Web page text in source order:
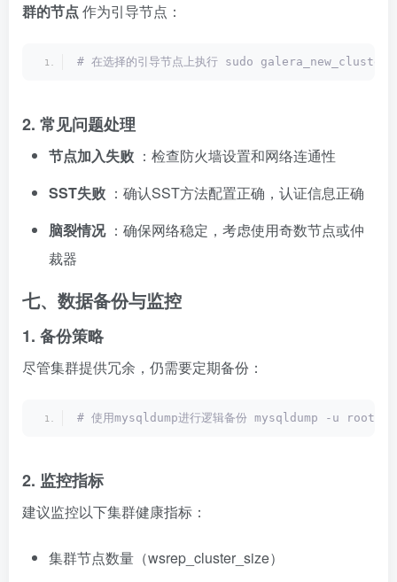
群的节点 作为引导节点：
# 在选择的引导节点上执行 sudo
2. 常见问题处理
节点加入失败 ：检查防火墙设置和网络连通性
SST失败 ：确认SST方法配置正确，认证信息正确
脑裂情况 ：确保网络稳定，考虑使用奇数节点或仲
裁器
七、数据备份与监控
1. 备份策略
尽管集群提供冗余，仍需要定期备份：
# 使用mysqldump进行逻辑备份 mysqldump -u
2. 监控指标
建议监控以下集群健康指标：
集群节点数量（wsrep_cluster_size）